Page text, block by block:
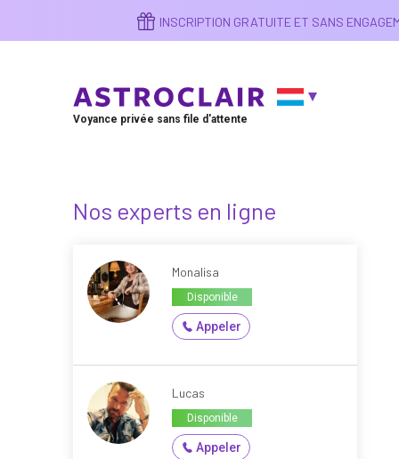
contenu
INSCRIPTION GRATUITE ET SANS
Voyance privée sans file d'attente
Nos experts en ligne
Monalisa
Disponible
Appeler
Lucas
Disponible
Appeler